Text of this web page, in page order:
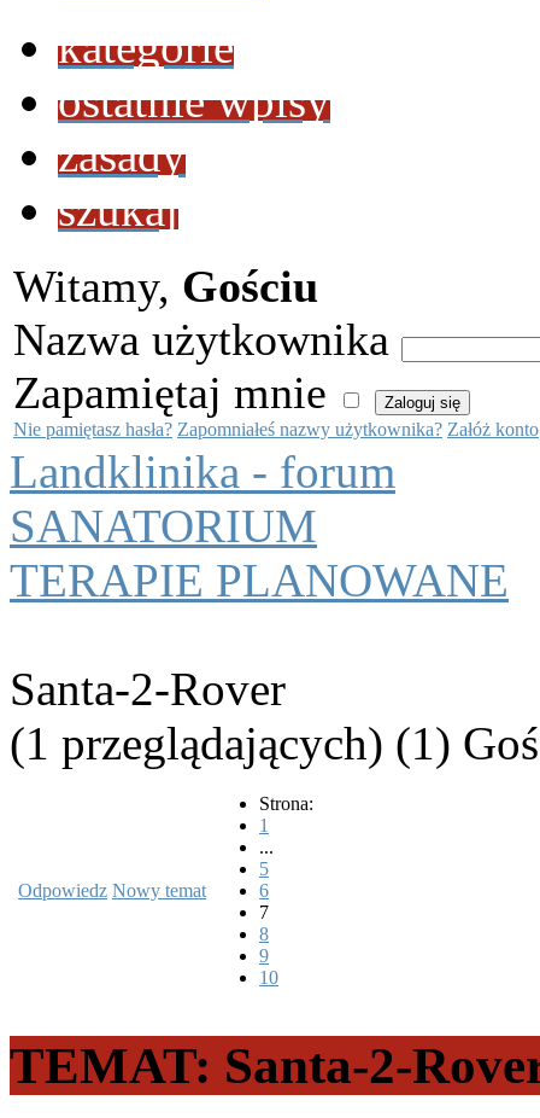
kategorie
ostatnie wpisy
zasady
szukaj
Witamy, Gościu
Nazwa użytkownika
Zapamiętaj mnie
Nie pamiętasz hasła? Zapomniałeś nazwy użytkownika? Załóż konto
Landklinika - forum
SANATORIUM
TERAPIE PLANOWANE
Santa-2-Rover
(1 przeglądających) (1)
Odpowiedz Nowy temat
Strona:
1
...
5
6
7
8
9
10
TEMAT: Santa-2-